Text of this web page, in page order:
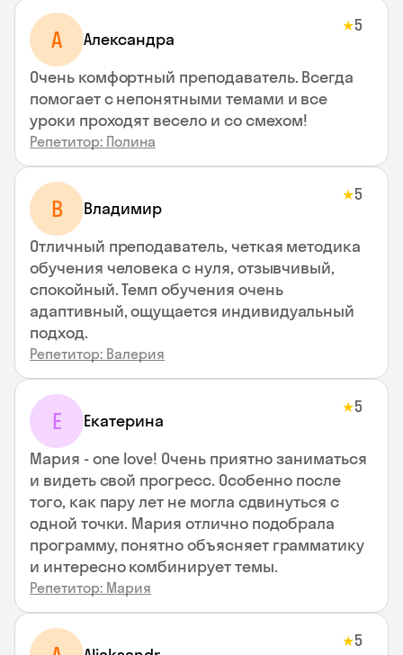
A Aлександра
★5
Очень комфортный преподаватель. Всегда
помогает с непонятными темами и все
уроки проходят весело и со смехом!
Репетитор: Полина
В Владимир
★5
Отличный преподаватель, четкая методика
обучения человека с нуля, отзывчивый,
спокойный. Темп обучения очень
адаптивный, ощущается индивидуальный
подход.
Репетитор: Валерия
Е Екатерина
★5
Мария - one love! Очень приятно заниматься
и видеть свой прогресс. Особенно после
того, как пару лет не могла сдвинуться с
одной точки. Мария отлично подобрала
программу, понятно объясняет грамматику
и интересно комбинирует темы.
Репетитор: Мария
★5